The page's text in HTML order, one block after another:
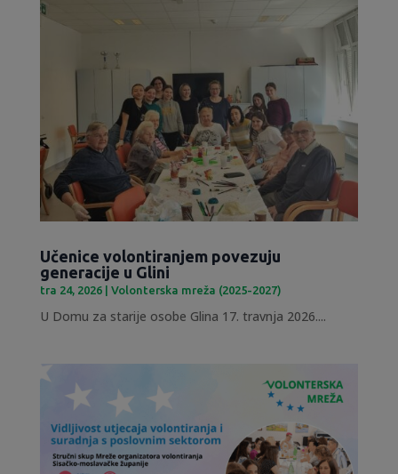
Učenice volontiranjem povezuju
generacije u Glini
tra 24, 2026| Volonterska mreža (2025-2027)
U Domu za starije osobe Glina 17. travnja 2026....